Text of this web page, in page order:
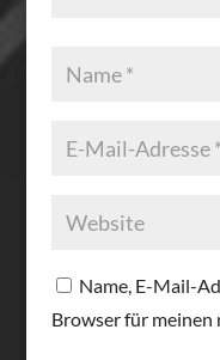
Name, E-Mail-
Browser für meinen